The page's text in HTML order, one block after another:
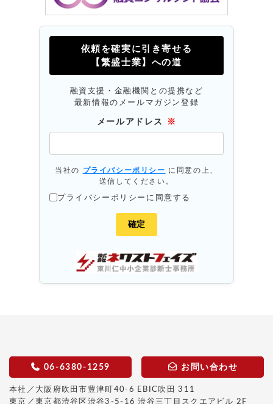
依頼を確実に引き寄せる
【繁盛士業】への道
融資支援・金融機関との提携など
最新情報のメールマガジン登録
メールアドレス ※
当社の プライバシーポリシー に同意の上、
送信してください。
プライバシーポリシーに同意する
06-6380-1259 お問い合わせ
本社／大阪府吹田市豊津町40-6 EBIC吹田 311
東京／東京都渋谷区渋谷3-5-16 渋谷三丁目スクエアビル 2F